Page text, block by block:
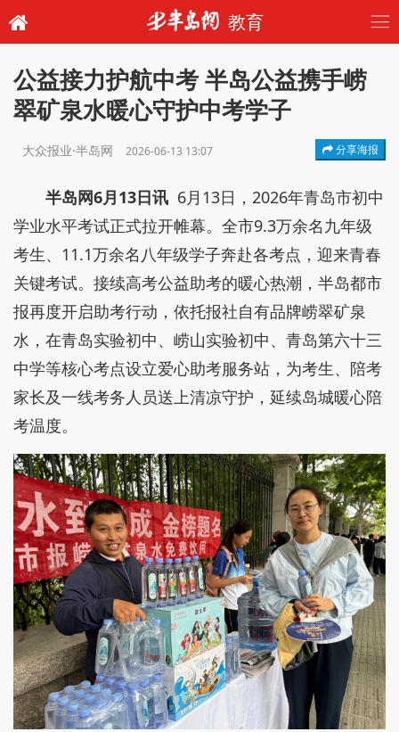
教育
公益接力护航中考 半岛公益携手崂
翠矿泉水暖心守护中考学子
大众报业·半岛网 2026-06-13 13:07 分享海报
半岛网6月13日讯 6月13日，2026年青岛市初中
学业水平考试正式拉开帷幕。全市9.3万余名九年级
考生、11.1万余名八年级学子奔赴各考点，迎来青春
关键考试。接续高考公益助考的暖心热潮，半岛都市
报再度开启助考行动，依托报社自有品牌崂翠矿泉
水，在青岛实验初中、崂山实验初中、青岛第六十三
中学等核心考点设立爱心助考服务站，为考生、陪考
家长及一线考务人员送上清凉守护，延续岛城暖心陪
考温度。